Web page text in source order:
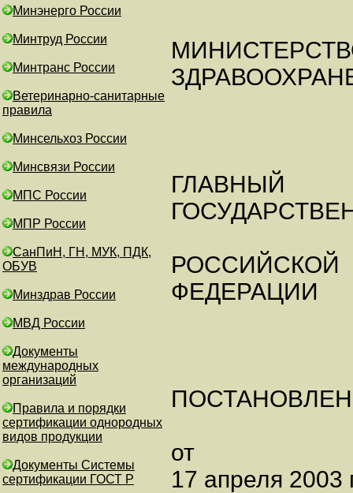
Минэнерго России
Минтруд России
Минтранс России
Ветеринарно-санитарные
правила
Минсельхоз России
Минсвязи России
МПС России
МПР России
СанПиН, ГН, МУК, ПДК,
ОБУВ
Минздрав России
МВД России
Документы
международных
организаций
Правила и порядки
сертификации однородных
видов продукции
Документы Системы
сертификации ГОСТ Р
ГЛАВНЫЙ
РОССИЙСКОЙ
ФЕДЕРАЦИИ
от
17 апреля 2003